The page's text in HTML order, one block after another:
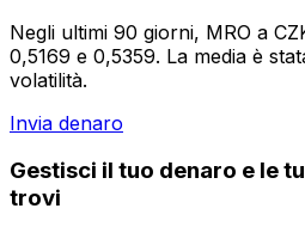
Negli ultimi 90 giorni, MRO a
0,5169 e 0,5359. La media è
volatilità.
Invia denaro
Gestisci il tuo denaro e le
trovi